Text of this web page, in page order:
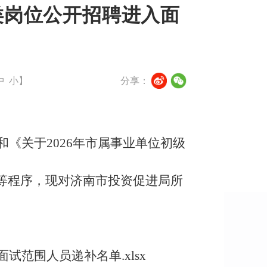
位公开招聘进入面
小】 分享：
《关于2026年市属事业单位初级
程序，现对济南市投资促进局所
试范围人员递补名单.xlsx